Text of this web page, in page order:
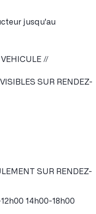
jusqu'au
VEHICULE //
SUR RENDEZ-
SUR RENDEZ-
14h00-18h00